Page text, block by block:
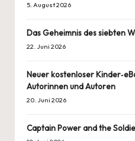
5. August 2026
Das Geheimnis des siebten
22. Juni 2026
Neuer kostenloser
Autorinnen und Autoren
20. Juni 2026
Captain Power and the